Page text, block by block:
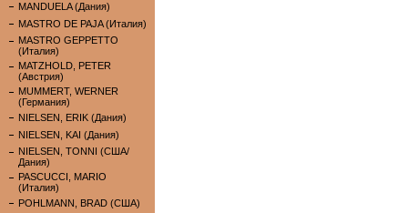
MANDUELA (Дания)
MASTRO DE PAJA (Италия)
MASTRO GEPPETTO
(Италия)
MATZHOLD, PETER
(Австрия)
MUMMERT, WERNER
(Германия)
NIELSEN, ERIK (Дания)
NIELSEN, KAI (Дания)
NIELSEN, TONNI (США/
Дания)
PASCUCCI, MARIO
(Италия)
POHLMANN, BRAD (США)